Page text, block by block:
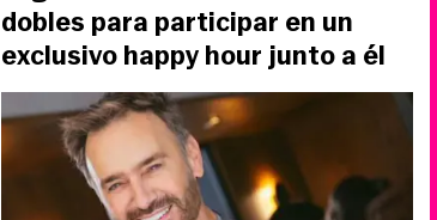
dobles para participar en un
exclusivo happy hour junto a él